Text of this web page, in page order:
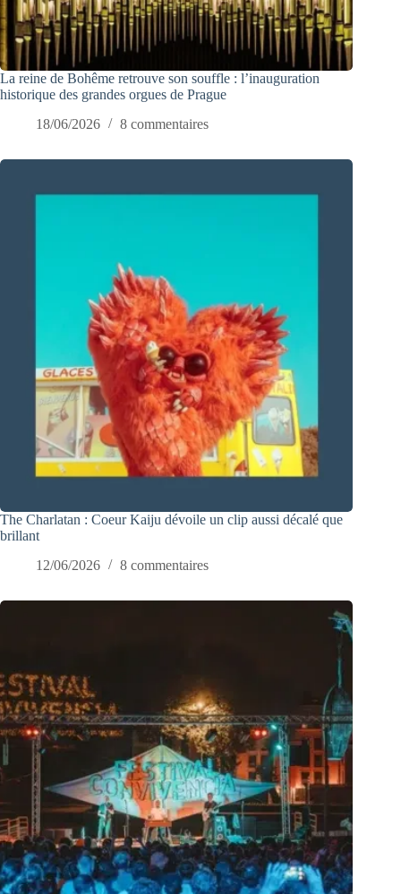
La reine de Bohême retrouve son souffle : l’inauguration
historique des grandes orgues de Prague
18/06/2026
8 commentaires
The Charlatan : Coeur Kaiju dévoile un clip aussi décalé que
brillant
12/06/2026
8 commentaires